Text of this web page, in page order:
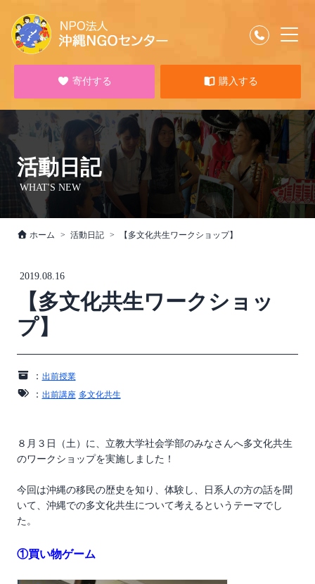
寄付する 購入する
活動日記
WHAT'S NEW
ホーム 活動日記 【多文化共生ワークショップ】
2019.08.16
【多文化共生ワークショッ
プ】
： 出前授業
： 出前講座 多文化共生
８月３日（土）に、立教大学社会学部のみなさんへ多文化共生
のワークショップを実施しました！
今回は沖縄の移民の歴史を知り、体験し、日系人の方の話を聞
いて、沖縄での多文化共生について考えるというテーマでし
た。
①買い物ゲーム